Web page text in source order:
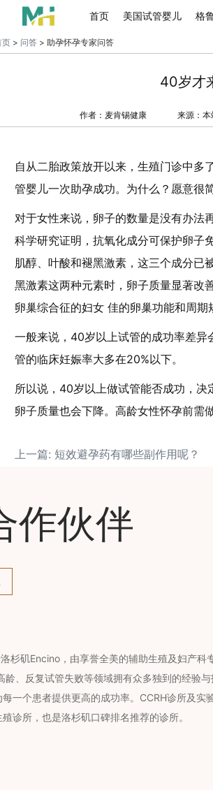
首页 美国试管婴儿 格
页> 问答 > 助孕怀孕专家问答
40岁才
作者：麦肯锡健康 来源：本
自从二胎政策放开以来，生殖门诊中多
管婴儿一次助孕成功。为什么？愿意很
对于女性来说，卵子的数量是没有办法
科学研究证明，抗氧化成分可保护卵子
肌醇、叶酸和褪黑激素，这三个成分已
黑激素这两种元素时，卵子质量显著改
卵巢综合征的妇女 佳的卵巢功能和周期
一般来说，40岁以上试管的成功率差
管的临床妊娠率大多在20%以下。
所以说，40岁以上做试管能否成功，决
卵子质量也会下降。高龄女性怀孕前需
上一篇: 短效避孕药有哪些副作用呢？
作伙伴
杉矶Encino，由享誉全美的辅助生殖及妇产科
、反复试管失败等领域拥有众多独到的经验
一个患者提供更高的成功率。CCRH诊所及实
诊所，也是洛杉矶口碑排名推荐的诊所。